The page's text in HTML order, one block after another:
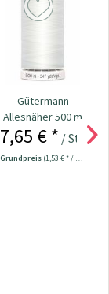
Gütermann
Allesnäher 500 m
Fb. 0800 - weiß
7,65 € * / Stück
Grundpreis (1,53 € * / 100 Meter)